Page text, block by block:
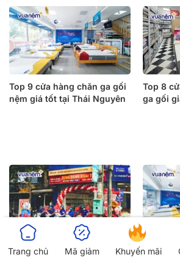
Top 9 cửa hàng chăn ga gối
nệm giá tốt tại Thái Nguyên
Top 8
ga gối
gối nệm uy tín tại Tây Ninh
Top 9
gối nệm
Trang chủ Mã giảm Khuyến mãi